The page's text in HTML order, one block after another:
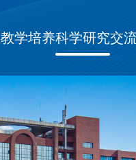
教学培养科学研究交